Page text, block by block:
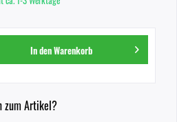
In denWarenkorb
zum Artikel?